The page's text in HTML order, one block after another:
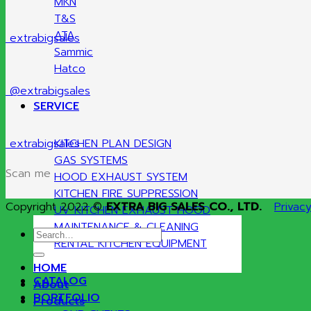
T&S
ATA
Sammic
Hatco
SERVICE
KITCHEN PLAN DESIGN
GAS SYSTEMS
HOOD EXHAUST SYSTEM
KITCHEN FIRE SUPPRESSION
UV KITCHEN EXHAUST HOOD
MAINTENANCE & CLEANING
RENTAL KITCHEN EQUIPMENT
CATALOG
PORTFOLIO
extrabigsales
@extrabigsales
extrabigsales
Scan me
Copyright 2022 ©EXTRA BIG SALES CO., LTD.
Search
for:
HOME
About
Products